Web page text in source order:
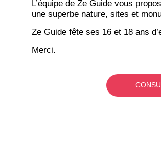
L’équipe de Ze Guide vous
une superbe nature, sites et
Ze Guide fête ses 16 et 18 ans
Merci.